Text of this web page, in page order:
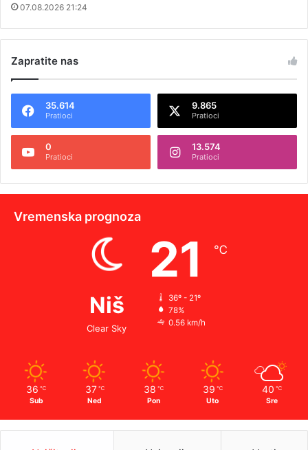
07.08.2026 21:24
Zapratite nas
35.614
Pratioci
9.865
Pratioci
0
Pratioci
13.574
Pratioci
Vremenska prognoza
Niš
Clear Sky
21 ℃
36º - 21º
78%
0.56 km/h
36 ℃
Sub
37 ℃
Ned
38 ℃
Pon
39 ℃
Uto
40 ℃
Sre